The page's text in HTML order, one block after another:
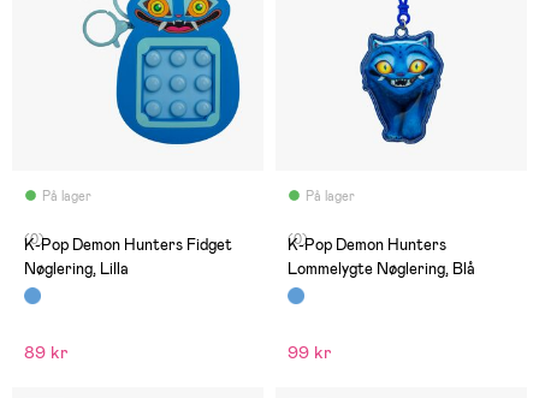
På lager
(0)
K-Pop Demon Hunters Fidget
Nøglering, Lilla
89 kr
På lager
(0)
K-Pop Demon Hunters
Lommelygte Nøglering, Blå
99 kr